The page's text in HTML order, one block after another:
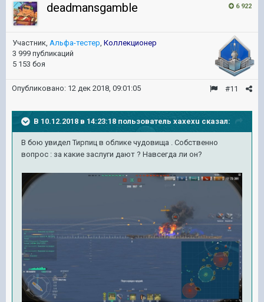
6 922
deadmansgamble
Участник, Альфа-тестер, Коллекционер
3 999 публикаций
5 153 боя
#11
Опубликовано: 12 дек 2018, 09:01:05
В 10.12.2018 в 14:23:18 пользователь xaxexu сказал:
В бою увидел Тирпиц в облике чудовища . Собственно
вопрос : за какие заслуги дают ? Навсегда ли он?